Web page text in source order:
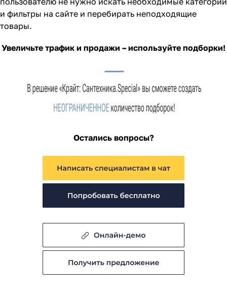
и фильтры на сайте и перебирать неподходящие
товары.
Увеличьте трафик и продажи – используйте подборки!
Остались вопросы?